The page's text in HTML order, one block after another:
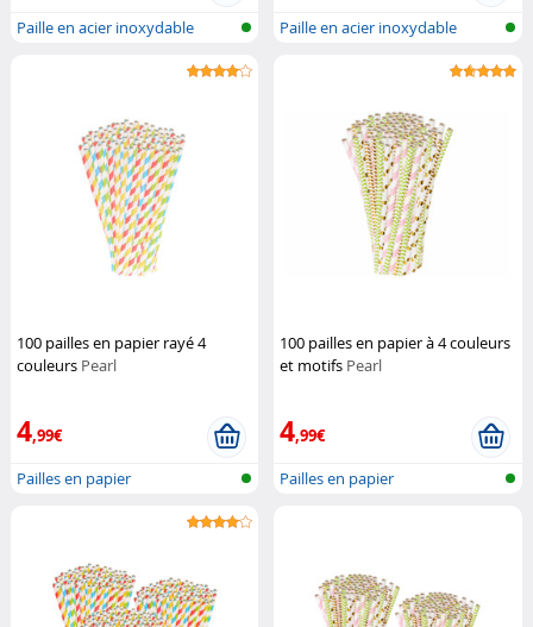
Paille en acier inoxydable
Paille en acier inoxydable
100 pailles en papier rayé 4
couleurs Pearl
4,99€
Pailles en papier
100 pailles en papier à 4 couleurs
et motifs Pearl
4,99€
Pailles en papier